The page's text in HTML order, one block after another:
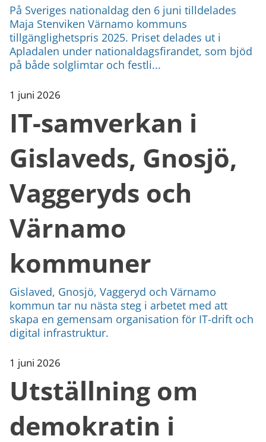
På Sveriges nationaldag den 6 juni tilldelades
Maja Stenviken Värnamo kommuns
tillgänglighetspris 2025. Priset delades ut i
Apladalen under nationaldagsfirandet, som bjöd
på både solglimtar och festli...
1 juni 2026
IT-samverkan i
Gislaveds, Gnosjö,
Vaggeryds och
Värnamo
kommuner
Gislaved, Gnosjö, Vaggeryd och Värnamo
kommun tar nu nästa steg i arbetet med att
skapa en gemensam organisation för IT-drift och
digital infrastruktur.
1 juni 2026
Utställning om
demokratin i